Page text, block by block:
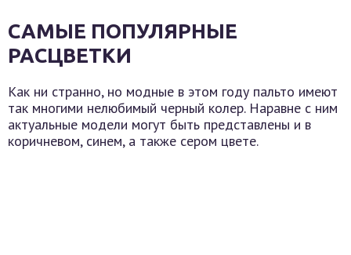
САМЫЕ ПОПУЛЯРНЫЕ
РАСЦВЕТКИ
Как ни странно, но модные в этом году пальто имеют
так многими нелюбимый черный колер. Наравне с ним
актуальные модели могут быть представлены и в
коричневом, синем, а также сером цвете.